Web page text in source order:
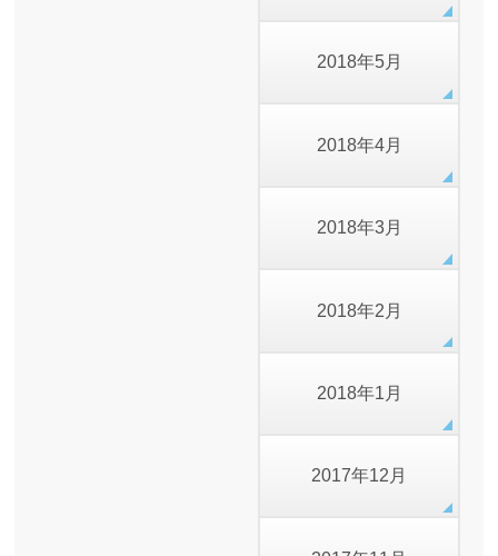
2018年5月
2018年4月
2018年3月
2018年2月
2018年1月
2017年12月